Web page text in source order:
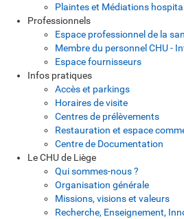
Plaintes et Médiations
Professionnels
Espace professionnel de la
Membre du personnel CHU -
Espace fournisseurs
Infos pratiques
Accès et parkings
Horaires de visite
Centres de prélèvements
Restauration et espace
Centre de Documentation
Le CHU de Liège
Qui sommes-nous ?
Organisation générale
Missions, visions et valeurs
Recherche, Enseignement,